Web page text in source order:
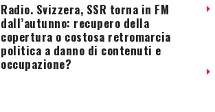
Radio. Svizzera, SSR torna in FM
dall’autunno: recupero della
copertura o costosa retromarcia
politica a danno di contenuti e
occupazione?